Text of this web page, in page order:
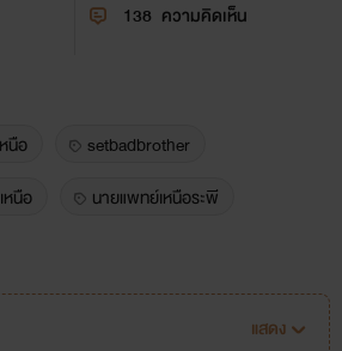
138 ความคิดเห็น
นือ
setbadbrother
หนือ
นายแพทย์เหนือระพี
แสดง